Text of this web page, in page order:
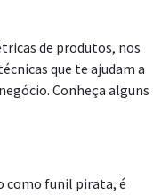
de produtos, nos
que te ajudam a
Conheça alguns
como funil pirata, é